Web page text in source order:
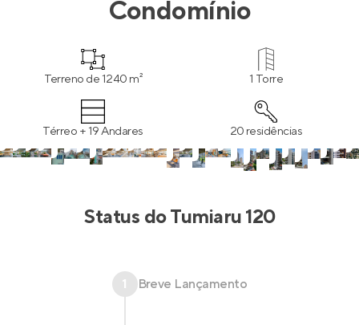
Condomínio
Terreno de 1240 m² 1 Torre
Térreo + 19 Andares 20 residências
Status doTumiaru 120
1 Breve Lançamento